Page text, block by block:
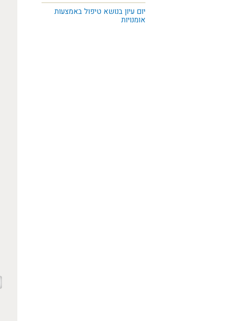
יום עיון בנושא טיפול באמצעות
אומנויות